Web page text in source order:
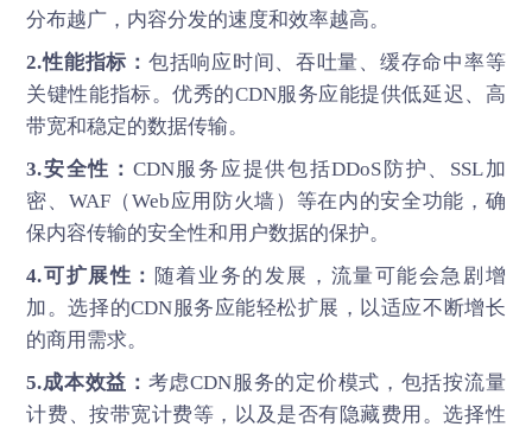
分布越广，内容分发的速度和效率越高。
2.性能指标： 包括响应时间、吞吐量、缓存命中率等
关键性能指标。优秀的CDN服务应能提供低延迟、高
带宽和稳定的数据传输。
3.安全性： CDN服务应提供包括DDoS防护、SSL加
密、WAF（Web应用防火墙）等在内的安全功能，确
保内容传输的安全性和用户数据的保护。
4.可扩展性： 随着业务的发展，流量可能会急剧增
加。选择的CDN服务应能轻松扩展，以适应不断增长
的商用需求。
5.成本效益： 考虑CDN服务的定价模式，包括按流量
计费、按带宽计费等，以及是否有隐藏费用。选择性